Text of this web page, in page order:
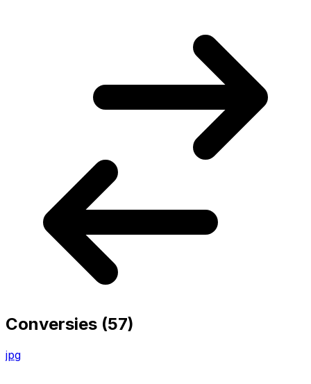
Conversies (57)
jpg